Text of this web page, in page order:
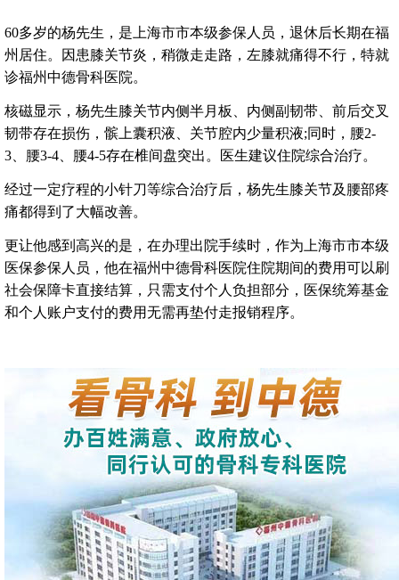
60多岁的杨先生，是上海市市本级参保人员，退休后长期在福
州居住。因患膝关节炎，稍微走走路，左膝就痛得不行，特就
诊福州中德骨科医院。
核磁显示，杨先生膝关节内侧半月板、内侧副韧带、前后交叉
韧带存在损伤，髌上囊积液、关节腔内少量积液;同时，腰2-
3、腰3-4、腰4-5存在椎间盘突出。医生建议住院综合治疗。
经过一定疗程的小针刀等综合治疗后，杨先生膝关节及腰部疼
痛都得到了大幅改善。
更让他感到高兴的是，在办理出院手续时，作为上海市市本级
医保参保人员，他在福州中德骨科医院住院期间的费用可以刷
社会保障卡直接结算，只需支付个人负担部分，医保统筹基金
和个人账户支付的费用无需再垫付走报销程序。